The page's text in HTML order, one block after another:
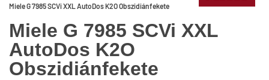
Miele G 7985 SCVi XXL AutoDos K2O Obszidiánfekete
Miele G 7985 SCVi XXL
AutoDos K2O
Obszidiánfekete